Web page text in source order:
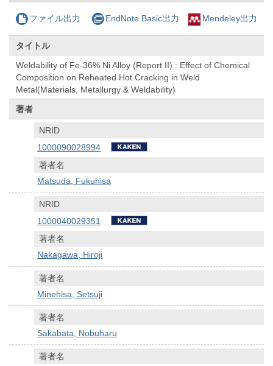
ファイル出力 EndNote Basic出力 Mendeley出力
タイトル
Weldability of Fe-36% Ni Alloy (Report II) : Effect of Chemical
Composition on Reheated Hot Cracking in Weld
Metal(Materials, Metallurgy & Weldability)
著者
NRID
1000090028994
著者名
Matsuda, Fukuhisa
NRID
1000040029351
著者名
Nakagawa, Hiroji
著者名
Minehisa, Setsuji
著者名
Sakabata, Nobuharu
著者名